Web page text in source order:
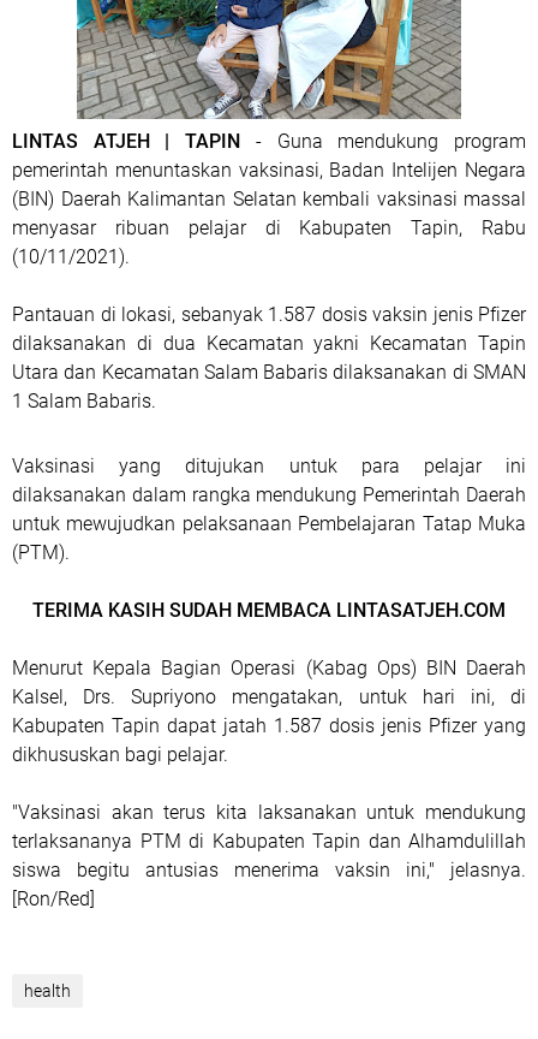
LINTAS ATJEH | TAPIN - Guna mendukung program
pemerintah menuntaskan vaksinasi, Badan Intelijen Negara
(BIN) Daerah Kalimantan Selatan kembali vaksinasi massal
menyasar ribuan pelajar di Kabupaten Tapin, Rabu
(10/11/2021).
Pantauan di lokasi, sebanyak 1.587 dosis vaksin jenis Pfizer
dilaksanakan di dua Kecamatan yakni Kecamatan Tapin
Utara dan Kecamatan Salam Babaris dilaksanakan di SMAN
1 Salam Babaris.
Vaksinasi yang ditujukan untuk para pelajar ini
dilaksanakan dalam rangka mendukung Pemerintah Daerah
untuk mewujudkan pelaksanaan Pembelajaran Tatap Muka
(PTM).
TERIMA KASIH SUDAH MEMBACA LINTASATJEH.COM
Menurut Kepala Bagian Operasi (Kabag Ops) BIN Daerah
Kalsel, Drs. Supriyono mengatakan, untuk hari ini, di
Kabupaten Tapin dapat jatah 1.587 dosis jenis Pfizer yang
dikhususkan bagi pelajar.
"Vaksinasi akan terus kita laksanakan untuk mendukung
terlaksananya PTM di Kabupaten Tapin dan Alhamdulillah
siswa begitu antusias menerima vaksin ini," jelasnya.
[Ron/Red]
health